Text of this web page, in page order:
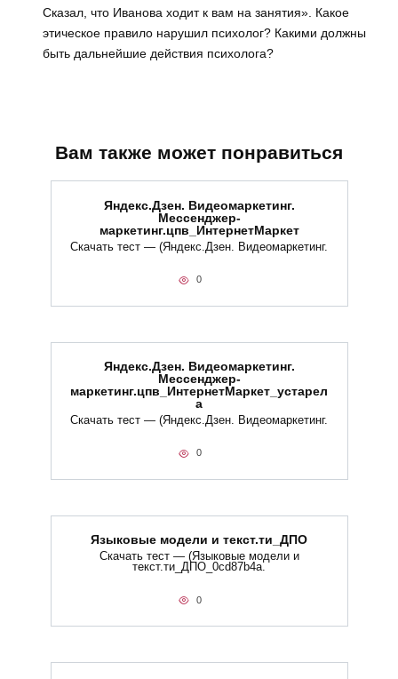
Сказал, что Иванова ходит к вам на занятия». Какое
этическое правило нарушил психолог? Какими должны
быть дальнейшие действия психолога?
Вам также может понравиться
Яндекс.Дзен. Видеомаркетинг.
Мессенджер-
маркетинг.цпв_ИнтернетМаркет
Скачать тест — (Яндекс.Дзен. Видеомаркетинг.
0
Яндекс.Дзен. Видеомаркетинг.
Мессенджер-
маркетинг.цпв_ИнтернетМаркет_устарел
а
Скачать тест — (Яндекс.Дзен. Видеомаркетинг.
0
Языковые модели и текст.ти_ДПО
Скачать тест — (Языковые модели и
текст.ти_ДПО_0cd87b4a.
0